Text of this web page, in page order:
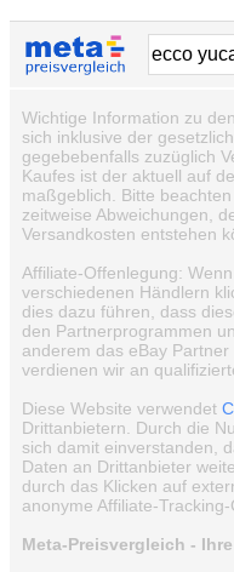
Wichtige Information zu
sich inklusive der
gegebebenfalls zuzüglich
Kaufes ist der aktuell auf
maßgeblich. Bitte
zeitweise Abweichungen,
Versandkosten entstehen
Affiliate-Offenlegung:
verschiedenen Händlern
dies dazu führen, dass
den Partnerprogrammen
anderem das eBay
verdienen wir an
Diese Website verwendet
Drittanbietern. Durch die
sich damit einverstanden,
Daten an Drittanbieter
durch das Klicken auf
anonyme Affiliate-
Meta-Preisvergleich -